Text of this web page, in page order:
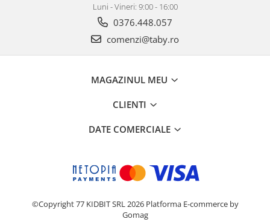
Luni - Vineri: 9:00 - 16:00
0376.448.057
comenzi@taby.ro
MAGAZINUL MEU
CLIENTI
DATE COMERCIALE
©Copyright 77 KIDBIT SRL 2026 Platforma E-commerce by
Gomag